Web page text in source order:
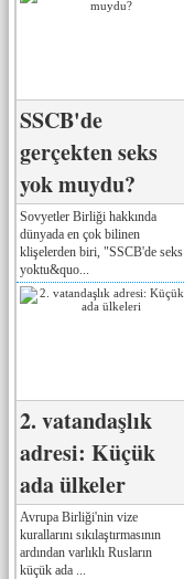
SSCB'de
gerçekten seks
yok muydu?
Sovyetler Birliği hakkında
dünyada en çok bilinen
klişelerden biri, "SSCB'de seks
yoktu&quo...
2. vatandaşlık
adresi: Küçük
ada ülkeler
Avrupa Birliği'nin vize
kurallarını sıkılaştırmasının
ardından varlıklı Rusların
küçük ada ...